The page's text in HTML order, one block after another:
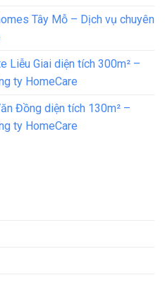
Tây Mỗ – Dịch vụ chuyên
Liễu Giai diện tích 300m² –
ty HomeCare
Đồng diện tích 130m² –
ty HomeCare